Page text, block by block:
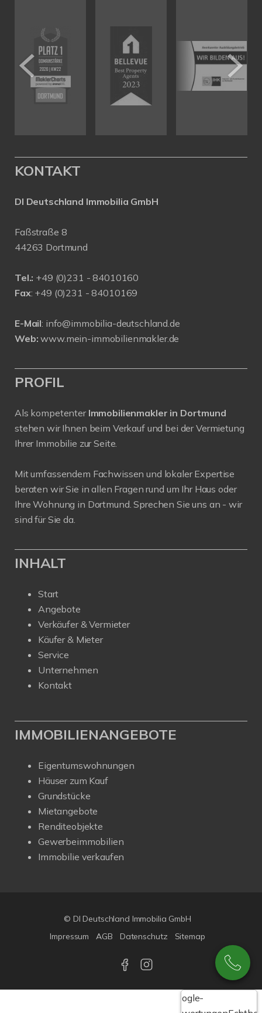
KONTAKT
DI Deutschland Immobilia GmbH
Faßstraße 8
44263 Dortmund
Tel.: +49 (0)231 - 84010160
Fax: +49 (0)231 - 84010169
E-Mail: info@immobilia-deutschland.de
Web: www.mein-immobilienmakler.de
PROFIL
Als kompetenter Immobilienmakler in Dortmund
stehen wir Ihnen beim Verkauf und bei der Vermietung
Ihrer Immobilie zur Seite.
Mit umfassendem Fachwissen und lokaler Expertise
beraten wir Sie in allen Fragen rund um Ihr Haus oder
Ihre Wohnung in Dortmund. Sprechen Sie uns an - wir
sind für Sie da.
INHALT
Start
Angebote
Verkäufer & Vermieter
Käufer & Mieter
Service
Unternehmen
Kontakt
IMMOBILIENANGEBOTE
Eigentumswohnungen
Häuser zum Kauf
Grundstücke
Mietangebote
Renditeobjekte
Gewerbeimmobilien
Immobilie verkaufen
© DI Deutschland Immobilia GmbH
Impressum
AGB Datenschutz Sitemap
Google-